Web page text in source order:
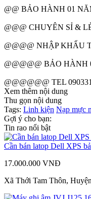
@@ BẢO HÀNH 01
@@@ CHUYÊN SỈ &
@@@@ NHẬP KHẨU
@@@@@ BẢO
@@@@@@ TEL
Xem thêm nội dung
Thu gọn nội dung
Tags: Linh kiện Nạp mực
Gợi ý cho bạn:
Tin rao nổi bật
Cần bán latop Dell XPS
17.000.000 VNĐ
Xã Thới Tam Thôn,